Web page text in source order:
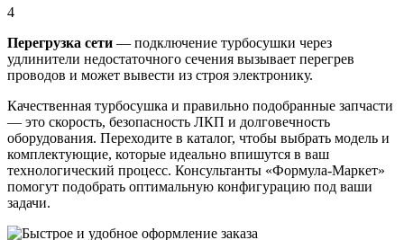
4
Перегрузка сети — подключение турбосушки через
удлинители недостаточного сечения вызывает перегрев
проводов и может вывести из строя электронику.
Качественная турбосушка и правильно подобранные запчасти
— это скорость, безопасность ЛКП и долговечность
оборудования. Переходите в каталог, чтобы выбрать модель и
комплектующие, которые идеально впишутся в ваш
технологический процесс. Консультанты «Формула-Маркет»
помогут подобрать оптимальную конфигурацию под ваши
задачи.